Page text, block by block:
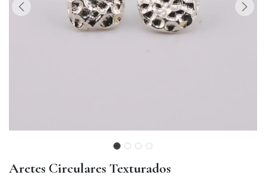
Aretes Circulares Texturados